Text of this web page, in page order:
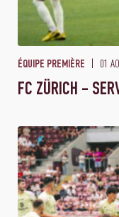
ÉQUIPE PREMIÈRE 01
FC ZÜRICH -